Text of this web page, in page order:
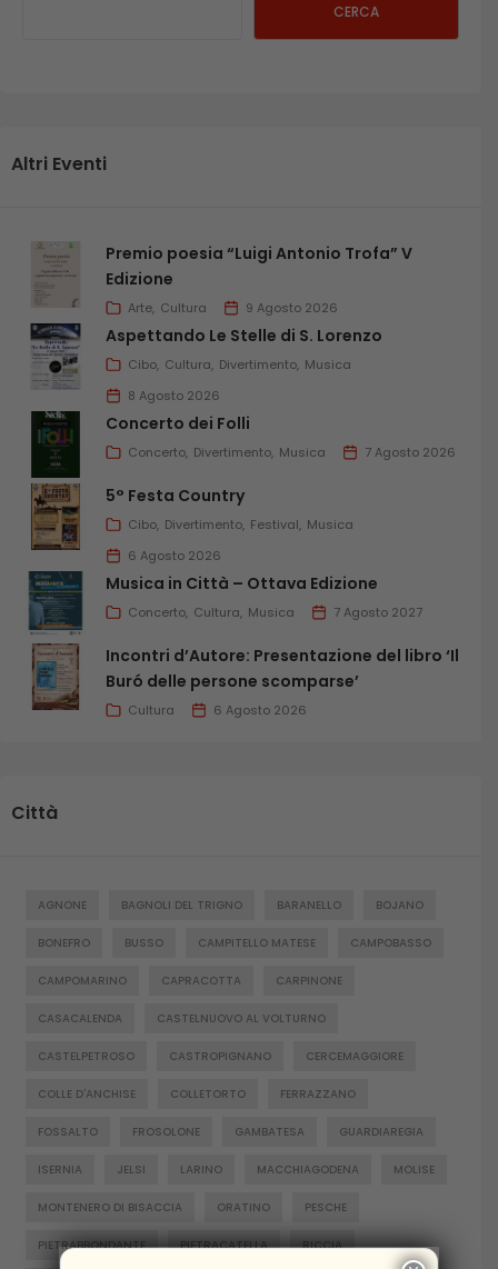
CERCA
Altri Eventi
Premio poesia “Luigi Antonio Trofa” V
Edizione
Arte Cultura 9 Agosto 2026
Aspettando Le Stelle di S. Lorenzo
Cibo Cultura Divertimento Musica
8 Agosto 2026
Concerto dei Folli
Concerto Divertimento Musica 7 Agosto 2026
5° Festa Country
Cibo Divertimento Festival Musica
6 Agosto 2026
Musica in Città – Ottava Edizione
Concerto Cultura Musica 7 Agosto 2027
Incontri d’Autore: Presentazione del libro ‘Il
Buró delle persone scomparse’
Cultura 6 Agosto 2026
Città
AGNONE BAGNOLI DEL TRIGNO BARANELLO BOJANO
BONEFRO BUSSO CAMPITELLO MATESE CAMPOBASSO
CAMPOMARINO CAPRACOTTA CARPINONE
CASACALENDA CASTELNUOVO AL VOLTURNO
CASTELPETROSO CASTROPIGNANO CERCEMAGGIORE
COLLE D'ANCHISE COLLETORTO FERRAZZANO
FOSSALTO FROSOLONE GAMBATESA GUARDIAREGIA
ISERNIA JELSI LARINO MACCHIAGODENA MOLISE
MONTENERO DI BISACCIA ORATINO PESCHE
PIETRABBONDANTE PIETRACATELLA RICCIA